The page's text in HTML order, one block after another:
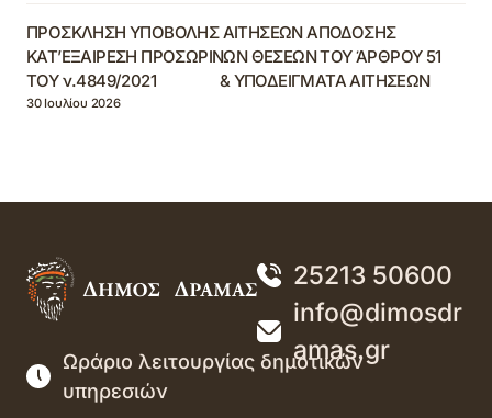
ΠΡΟΣΚΛΗΣΗ ΥΠΟΒΟΛΗΣ ΑΙΤΗΣΕΩΝ ΑΠΟΔΟΣΗΣ
ΚΑΤ’ΕΞΑΙΡΕΣΗ ΠΡΟΣΩΡΙΝΩΝ ΘΕΣΕΩΝ ΤΟΥ ΆΡΘΡΟΥ 51
ΤΟΥ ν.4849/2021 & ΥΠΟΔΕΙΓΜΑΤΑ ΑΙΤΗΣΕΩΝ
30 Ιουλίου 2026
25213 50600
info@dimosdr
amas.gr
Ωράριο λειτουργίας δημοτικών
υπηρεσιών